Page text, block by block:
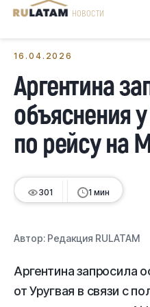
НОВОСТИ
16.04.2026
Аргентина
объяснения
по рейсу на
301 1 мин
Автор: Редакция RULATAM
Аргентина запросила
от Уругвая в связи с